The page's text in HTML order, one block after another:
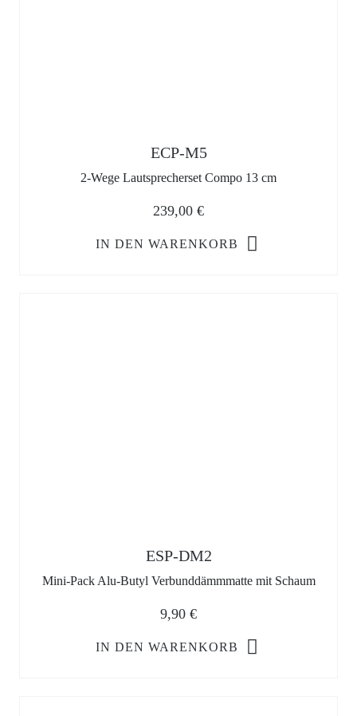
ECP-M5
2-Wege Lautsprecherset Compo 13 cm
239,00 €
IN DEN WARENKORB
ESP-DM2
Mini-Pack Alu-Butyl Verbunddämmmatte mit Schaum
9,90 €
IN DEN WARENKORB